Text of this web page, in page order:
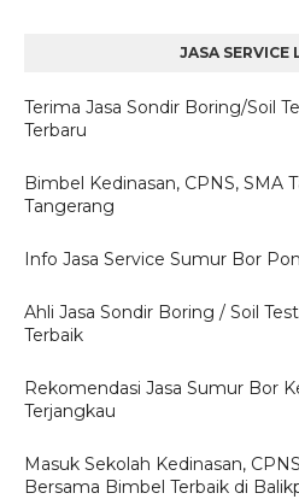
JASA SERVICE
Terima Jasa Sondir Boring/Soil
Terbaru
Bimbel Kedinasan, CPNS, SMA
Tangerang
Info Jasa Service Sumur Bor
Ahli Jasa Sondir Boring / Soil
Terbaik
Rekomendasi Jasa Sumur Bor
Terjangkau
Masuk Sekolah Kedinasan,
Bersama Bimbel Terbaik di